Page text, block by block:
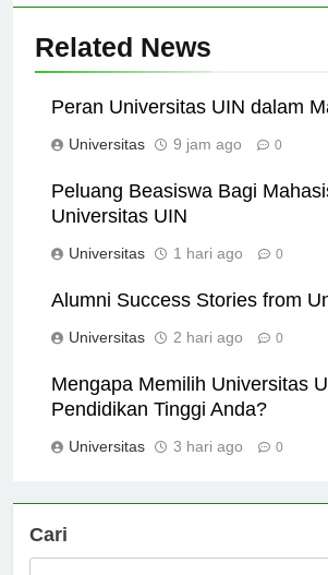
Related News
Peran Universitas UIN dalam
Universitas 9 jam ago 0
Peluang Beasiswa Bagi
Universitas UIN
Universitas 1 hari ago 0
Alumni Success Stories from
Universitas 2 hari ago 0
Mengapa Memilih Universitas
Pendidikan Tinggi Anda?
Universitas 3 hari ago 0
Cari